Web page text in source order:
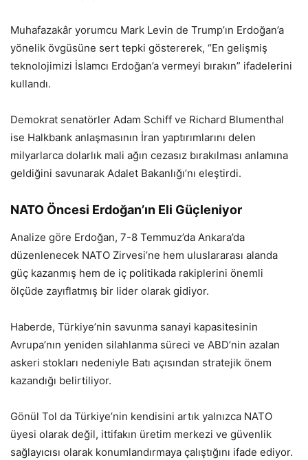
Muhafazakâr yorumcu Mark Levin de Trump’ın Erdoğan’a
yönelik övgüsüne sert tepki göstererek, “En gelişmiş
teknolojimizi İslamcı Erdoğan’a vermeyi bırakın” ifadelerini
kullandı.
Demokrat senatörler Adam Schiff ve Richard Blumenthal
ise Halkbank anlaşmasının İran yaptırımlarını delen
milyarlarca dolarlık mali ağın cezasız bırakılması anlamına
geldiğini savunarak Adalet Bakanlığı’nı eleştirdi.
NATO Öncesi Erdoğan’ın Eli Güçleniyor
Analize göre Erdoğan, 7-8 Temmuz’da Ankara’da
düzenlenecek NATO Zirvesi’ne hem uluslararası alanda
güç kazanmış hem de iç politikada rakiplerini önemli
ölçüde zayıflatmış bir lider olarak gidiyor.
Haberde, Türkiye’nin savunma sanayi kapasitesinin
Avrupa’nın yeniden silahlanma süreci ve ABD’nin azalan
askeri stokları nedeniyle Batı açısından stratejik önem
kazandığı belirtiliyor.
Gönül Tol da Türkiye’nin kendisini artık yalnızca NATO
üyesi olarak değil, ittifakın üretim merkezi ve güvenlik
sağlayıcısı olarak konumlandırmaya çalıştığını ifade ediyor.